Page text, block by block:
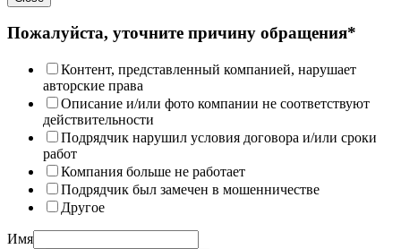
Пожалуйста, уточните причину обращения*
Контент, представленный компанией, нарушает
авторские права
Описание и/или фото компании не соответствуют
действительности
Подрядчик нарушил условия договора и/или сроки
работ
Компания больше не работает
Подрядчик был замечен в мошенничестве
Другое
Имя